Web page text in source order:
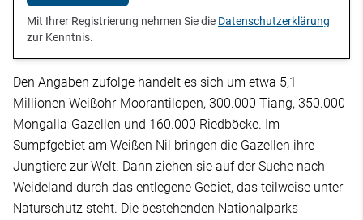
Mit Ihrer Registrierung nehmen Sie die Datenschutzerklärung
zur Kenntnis.
Den Angaben zufolge handelt es sich um etwa 5,1
Millionen Weißohr-Moorantilopen, 300.000 Tiang, 350.000
Mongalla-Gazellen und 160.000 Riedböcke. Im
Sumpfgebiet am Weißen Nil bringen die Gazellen ihre
Jungtiere zur Welt. Dann ziehen sie auf der Suche nach
Weideland durch das entlegene Gebiet, das teilweise unter
Naturschutz steht. Die bestehenden Nationalparks